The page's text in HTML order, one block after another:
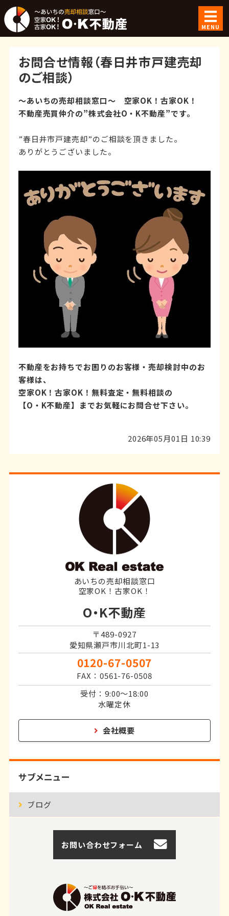
空家OK！古
MENU
ご利用案内
ご成約事例
お問い合わせ
お問合せ情報（春日井市戸建売却
のご相談）
～あいちの売却相談窓口～ 空家OK！古家OK！
不動産売買仲介の”株式会社O・K不動産”です。
”春日井市戸建売却”のご相談を頂きました。
ありがとうございました。
不動産をお持ちでお困りのお客様・売却検討中のお
客様は、
空家OK！古家OK！無料査定・無料相談の
【O・K不動産】までお気軽にお問合せ下さい。
2026年05月01日 10:39
あいちの売却相談窓口
空家OK！古家OK！
O・K不動産
〒489-0927
愛知県瀬戸市川北町1-13
0120-67-0507
FAX：0561-76-0508
受付：9:00～18:00
水曜定休
会社概要
サブメニュー
ブログ
お問い合わせフォーム